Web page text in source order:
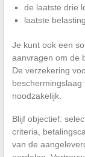
de laatste drie
laatste
Je kunt ook een
aanvragen om de
De verzekering
noodzakelijk.
Blijf objectief:
criteria,
van de